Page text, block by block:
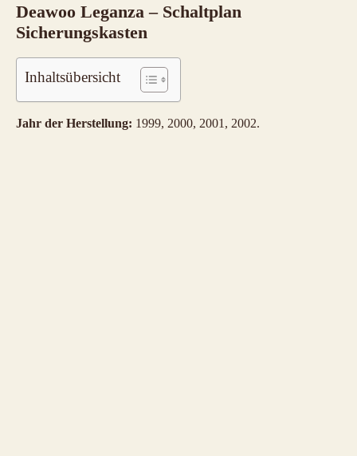
Deawoo Leganza – Schaltplan
Sicherungskasten
Inhaltsübersicht
Jahr der Herstellung: 1999, 2000, 2001, 2002.